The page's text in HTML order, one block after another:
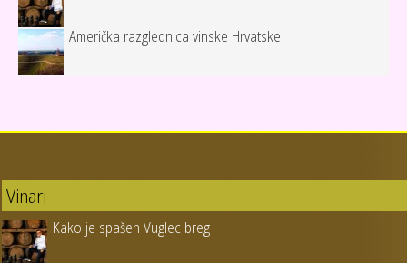
Američka razglednica vinske Hrvatske
Vinari
Kako je spašen Vuglec breg